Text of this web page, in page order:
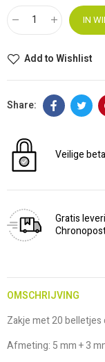
IN
Add to Wishlist
Veilige
Gratis
OMSCHRIJVING
Zakje met 20
Afmeting: 5 mm + 3